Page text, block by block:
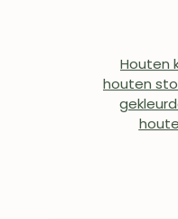
Houten
houten